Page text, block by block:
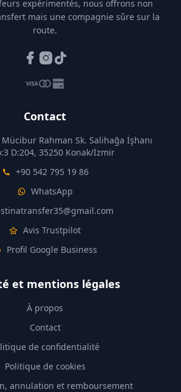
expérimentés, nous offrons non
mais une compagnie sûre sur la
route.
Contact
Rahman Sk. Salihağa İşhanı
D:204, 35250 Konak/İzmir
+90 542 795 19 86
WhatsApp
Avis Trustpilot
Profil Google Business
et mentions légales
À propos
Contact
de confidentialité
Politique de cookies
annulation et remboursement